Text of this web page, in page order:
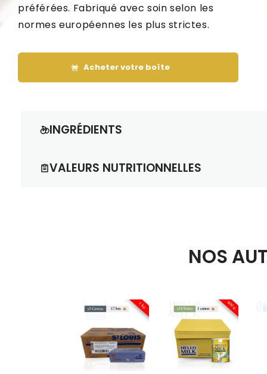
préférées. Fabriqué avec soin selon les
normes européennes les plus strictes.
Acheter votre boîte
INGRÉDIENTS
VALEURS NUTRITIONNELLES
: 4,40g.NOS